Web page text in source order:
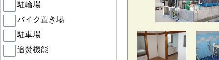
駐輪場
バイク置き場
駐車場
追焚機能